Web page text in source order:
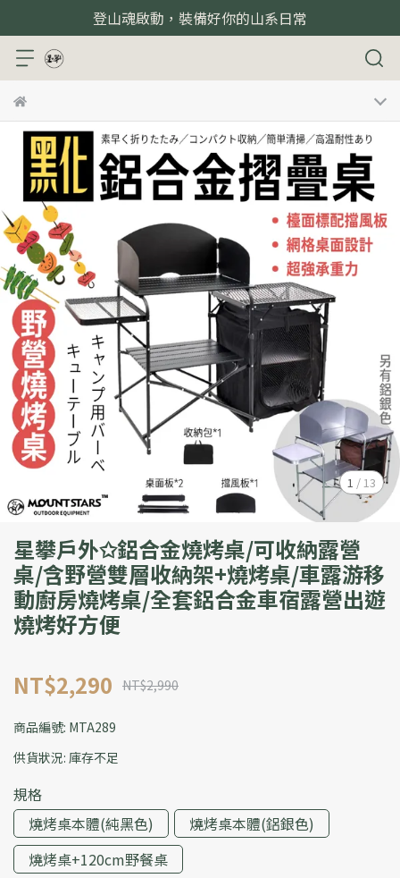
登山魂啟動，裝備好你的山系日常
1 / 13
星攀戶外✩鋁合金燒烤桌/可收納露營
桌/含野營雙層收納架+燒烤桌/車露游移
動廚房燒烤桌/全套鋁合金車宿露營出遊
燒烤好方便
NT$2,290 NT$2,990
商品編號: MTA289
供貨狀況: 庫存不足
規格
燒烤桌本體(純黑色)
燒烤桌本體(鋁銀色)
燒烤桌+120cm野餐桌